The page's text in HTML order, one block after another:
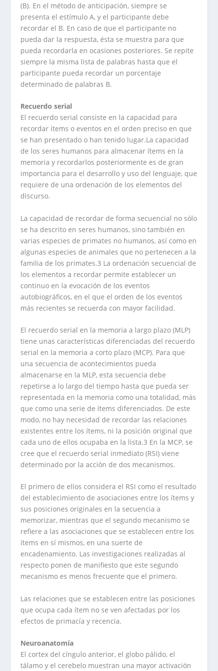
(B). En el método de anticipación, siempre se
presenta el estímulo A, y el participante debe
recordar el B. En caso de que el participante no
pueda dar la respuesta, ésta se muestra para que
pueda recordarla en ocasiones posteriores. Se repite
siempre la misma lista de palabras hasta que el
participante pueda recordar un porcentaje
determinado de palabras B.
Recuerdo serial
El recuerdo serial consiste en la capacidad para
recordar ítems o eventos en el orden preciso en que
se han presentado o han tenido lugar.La capacidad
de los seres humanos para almacenar ítems en la
memoria y recordarlos posteriormente es de gran
importancia para el desarrollo y uso del lenguaje, que
requiere de una ordenación de los elementos del
discurso.
La capacidad de recordar de forma secuencial no sólo
se ha descrito en seres humanos, sino también en
varias especies de primates no humanos, así como en
algunas especies de animales que no pertenecen a la
familia de los primates.3 La ordenación secuencial de
los elementos a recordar permite establecer un
continuo en la evocación de los eventos
autobiográficos, en el que el orden de los eventos
más recientes se recuerda con mayor facilidad.
El recuerdo serial en la memoria a largo plazo (MLP)
tiene unas características diferenciadas del recuerdo
serial en la memoria a corto plazo (MCP). Para que
una secuencia de acontecimientos pueda
almacenarse en la MLP, esta secuencia debe
repetirse a lo largo del tiempo hasta que pueda ser
representada en la memoria como una totalidad, más
que como una serie de ítems diferenciados. De este
modo, no hay necesidad de recordar las relaciones
existentes entre los ítems, ni la posición original que
cada uno de ellos ocupaba en la lista.3 En la MCP, se
cree que el recuerdo serial inmediato (RSI) viene
determinado por la acción de dos mecanismos.
El primero de ellos considera el RSI como el resultado
del establecimiento de asociaciones entre los ítems y
sus posiciones originales en la secuencia a
memorizar, mientras que el segundo mecanismo se
refiere a las asociaciones que se establecen entre los
ítems en sí mismos, en una suerte de
encadenamiento. Las investigaciones realizadas al
respecto ponen de manifiesto que este segundo
mecanismo es menos frecuente que el primero.
Las relaciones que se establecen entre las posiciones
que ocupa cada ítem no se ven afectadas por los
efectos de primacía y recencia.
Neuroanatomía
El cortex del cíngulo anterior, el globo pálido, el
tálamo y el cerebelo muestran una mayor activación